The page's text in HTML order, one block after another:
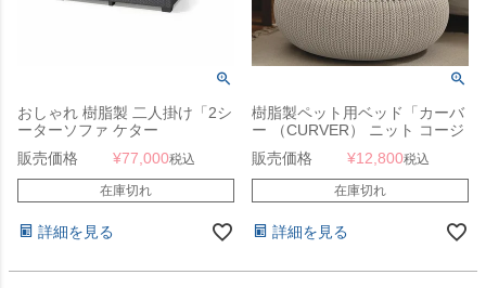
おしゃれ 樹脂製 二人掛け「2シ
ーターソファ ケター
（KETER） サルタ・サッポロ
（Salta/Sapporo 2-SEATER
SOFA 144986）」樹脂製 ラタ
ン調 ファニチャー
販売価格 ¥77,000税込
在庫切れ
詳細を見る
樹脂製ペット用ベッド「カーバ
ー （CURVER） ニット コージ
ー ペット用ベッド （KNIT
COZY PET BED）」
販売価格 ¥12,800税込
在庫切れ
詳細を見る